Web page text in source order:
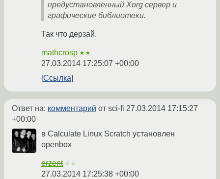
предустановленный Xorg сервер и
графические библиотеки.
Так что дерзай.
mathcrosp ★★
27.03.2014 17:25:07 +00:00
Ссылка
Ответ на: комментарий от sci-fi 27.03.2014 17:15:27
+00:00
в Calculate Linux Scratch установлен
openbox
erzent ☆☆
27.03.2014 17:25:38 +00:00